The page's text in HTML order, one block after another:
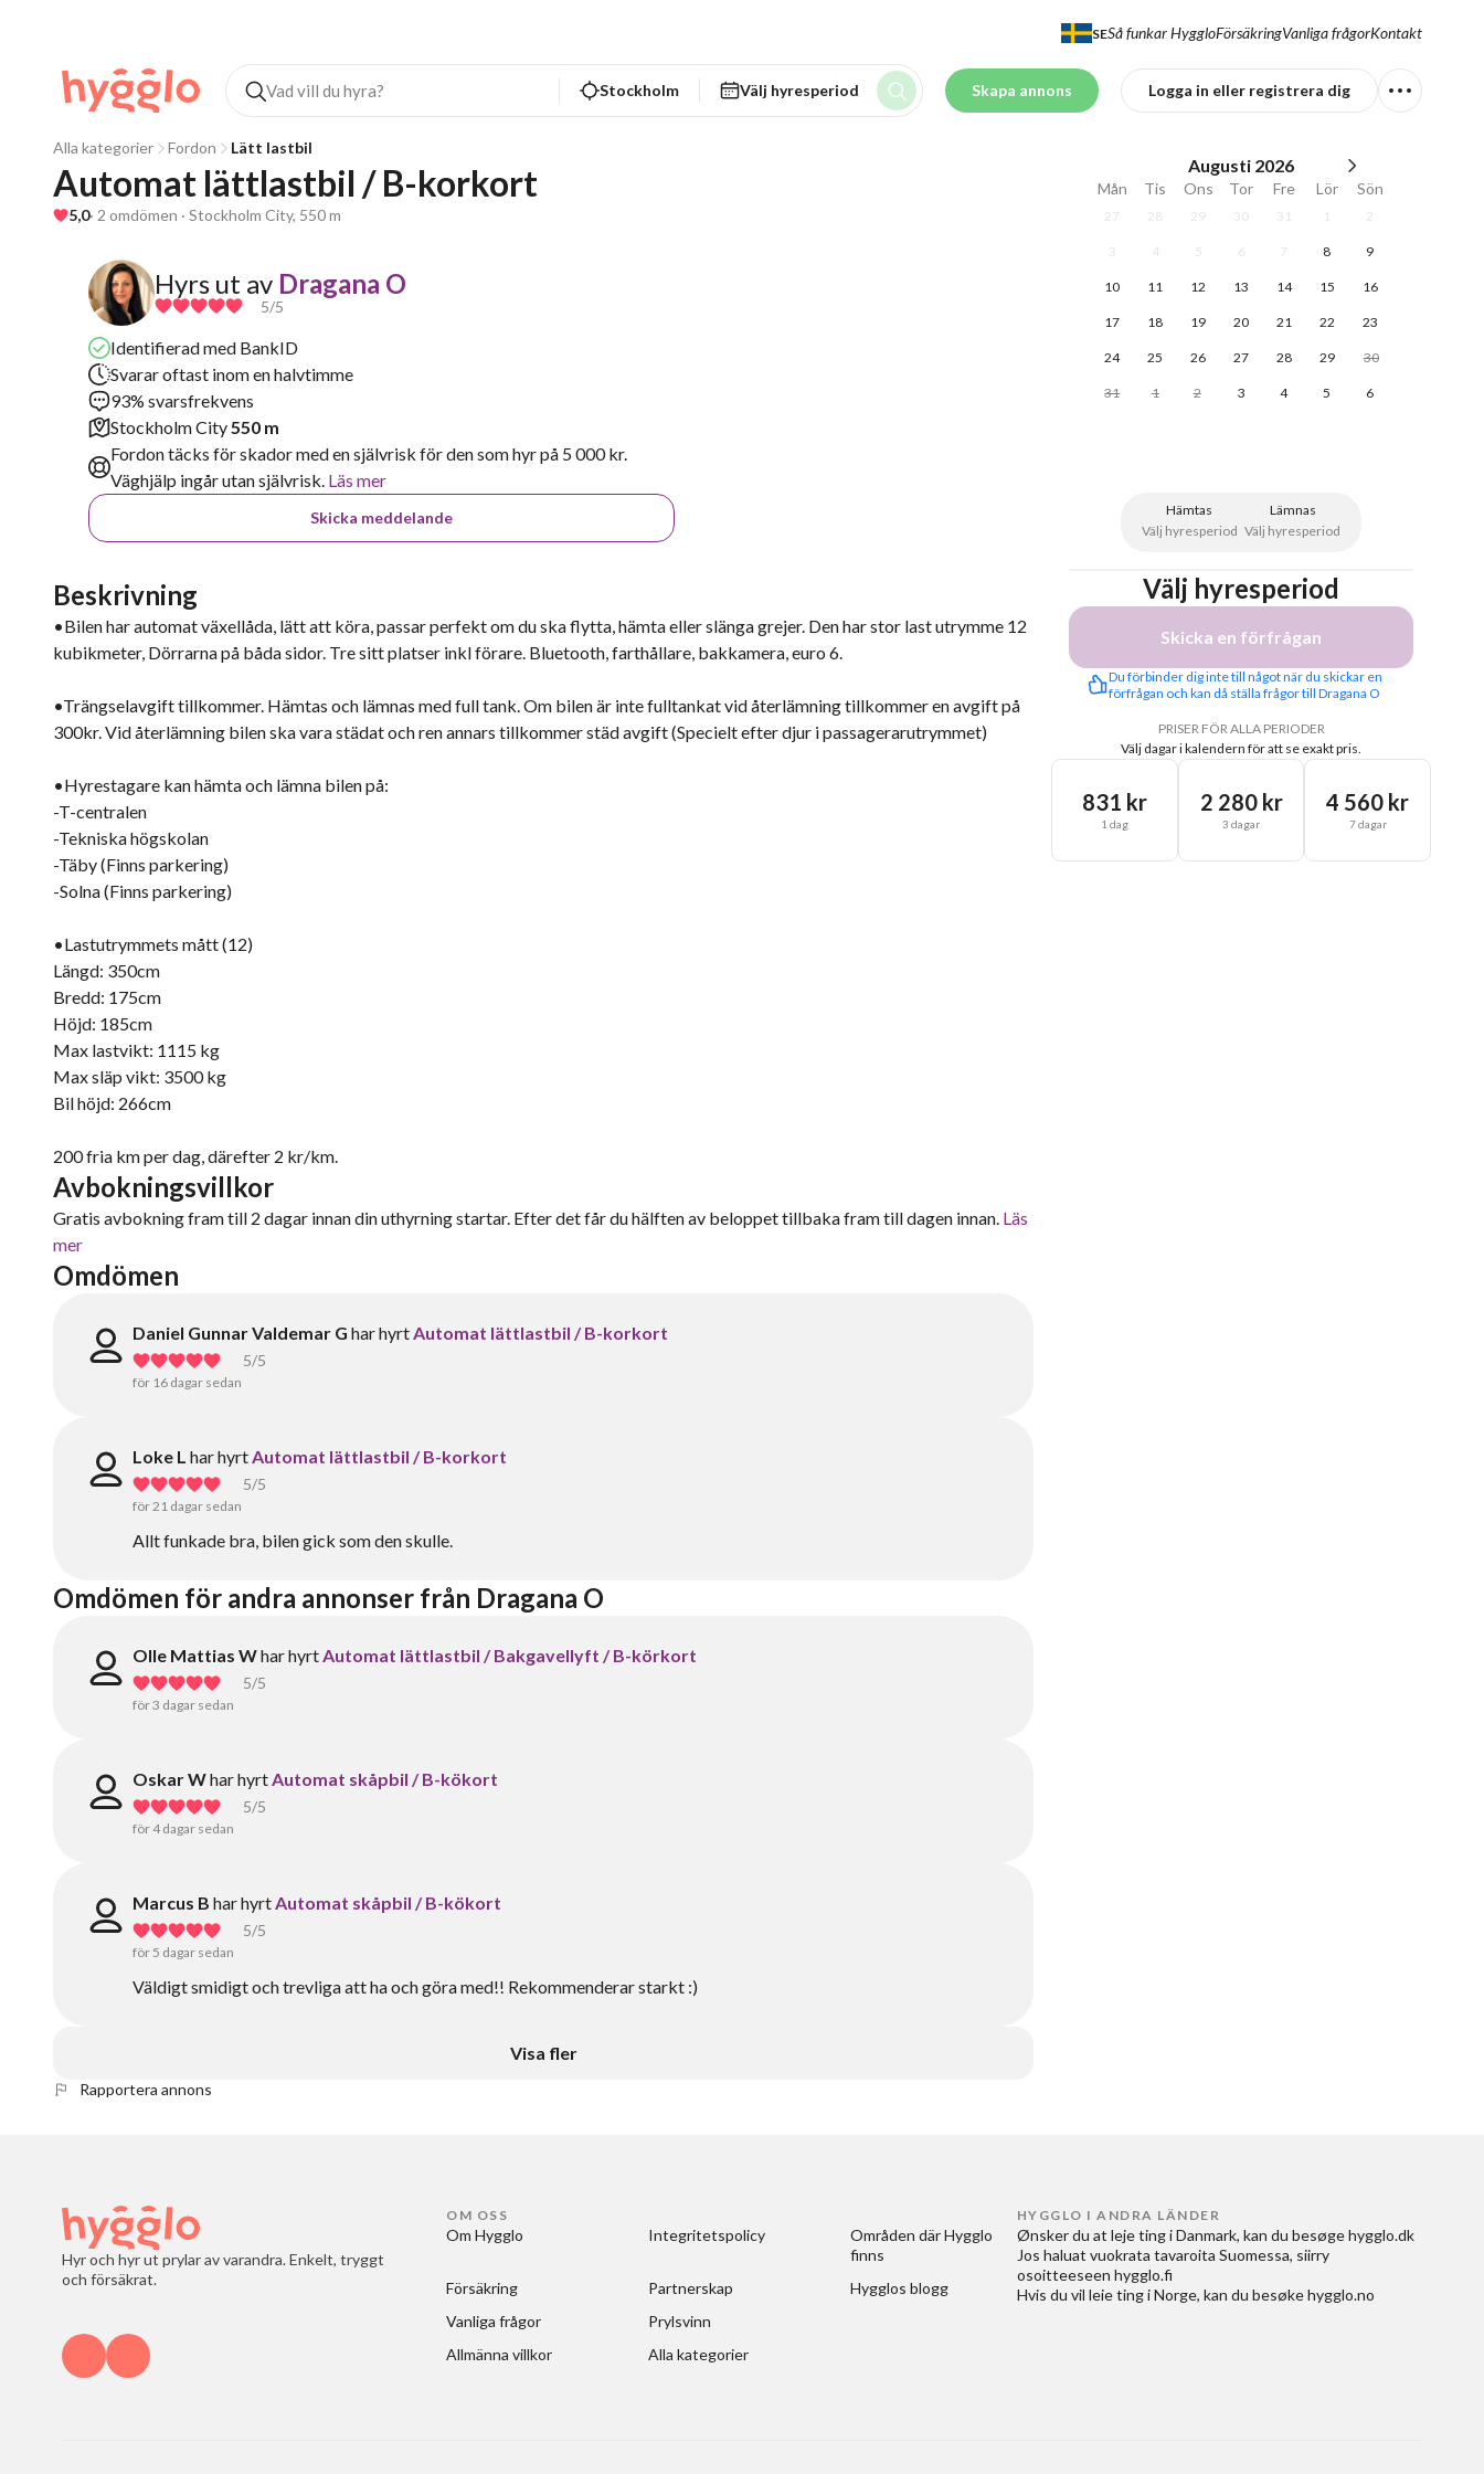
SESå funkar HyggloFörsäkringVanliga frågorKontakt
Stockholm Välj hyresperiod Skapa annons Logga in eller registrera dig
Alla kategorier Fordon Lätt lastbil
Automat lättlastbil / B-korkort
5,0· 2 omdömen · Stockholm City, 550 m
Hyrs ut av Dragana O
5/5
Identifierad med BankID
Svarar oftast inom en halvtimme
93% svarsfrekvens
Stockholm City550 m
Fordon täcks för skador med en självrisk för den som hyr på 5 000 kr.
Väghjälp ingår utan självrisk. Läs mer
Skicka meddelande
Beskrivning
•Bilen har automat växellåda, lätt att köra, passar perfekt om du ska flytta, hämta eller slänga grejer. Den har stor last utrymme 12
kubikmeter, Dörrarna på båda sidor. Tre sitt platser inkl förare. Bluetooth, farthållare, bakkamera, euro 6.
•Trängselavgift tillkommer. Hämtas och lämnas med full tank. Om bilen är inte fulltankat vid återlämning tillkommer en avgift på
300kr. Vid återlämning bilen ska vara städat och ren annars tillkommer städ avgift (Specielt efter djur i passagerarutrymmet)
•Hyrestagare kan hämta och lämna bilen på:
-T-centralen
-Tekniska högskolan
-Täby (Finns parkering)
-Solna (Finns parkering)
•Lastutrymmets mått (12)
Längd: 350cm
Bredd: 175cm
Höjd: 185cm
Max lastvikt: 1115 kg
Max släp vikt: 3500 kg
Bil höjd: 266cm
200 fria km per dag, därefter 2 kr/km.
Avbokningsvillkor
Gratis avbokning fram till 2 dagar innan din uthyrning startar. Efter det får du hälften av beloppet tillbaka fram till dagen innan. Läs
mer
Omdömen
Daniel Gunnar Valdemar G har hyrtAutomat lättlastbil / B-korkort
5/5
för 16 dagar sedan
Loke L har hyrtAutomat lättlastbil / B-korkort
5/5
för 21 dagar sedan
Allt funkade bra, bilen gick som den skulle.
Omdömen för andra annonser från Dragana O
Olle Mattias Whar hyrtAutomat lättlastbil / Bakgavellyft / B-körkort
5/5
för 3 dagar sedan
Oskar Whar hyrtAutomat skåpbil / B-kökort
5/5
för 4 dagar sedan
Marcus B har hyrtAutomat skåpbil / B-kökort
5/5
för 5 dagar sedan
Väldigt smidigt och trevliga att ha och göra med!! Rekommenderar starkt :)
Visa fler
Augusti 2026
Mån Tis Ons Tor Fre Lör Sön
27 28 29 30 31 1 2
3 4 5 6 7 8 9
10 11 12 13 14 15 16
17 18 19 20 21 22 23
24 25 26 27 28 29 30
31 1 2 3 4 5 6
Hämtas
Välj hyresperiod
Lämnas
Välj hyresperiod
Välj hyresperiod
Skicka en förfrågan
Du förbinder dig inte till något när du skickar en
förfrågan och kan då ställa frågor till Dragana O
PRISER FÖR ALLA PERIODER
Välj dagar i kalendern för att se exakt pris.
831 kr
1 dag
2 280 kr
3 dagar
4 560 kr
7 dagar
Rapportera annons
Hyr och hyr ut prylar av varandra. Enkelt, tryggt
och försäkrat.
OM OSS
Om Hygglo
Försäkring
Vanliga frågor
Allmänna villkor
Integritetspolicy
Partnerskap
Prylsvinn
Alla kategorier
Områden där Hygglo
finns
Hygglos blogg
HYGGLO I ANDRA LÄNDER
Ønsker du at leje ting i Danmark, kan du besøge hygglo.dk
Jos haluat vuokrata tavaroita Suomessa, siirry
osoitteeseen hygglo.fi
Hvis du vil leie ting i Norge, kan du besøke hygglo.no